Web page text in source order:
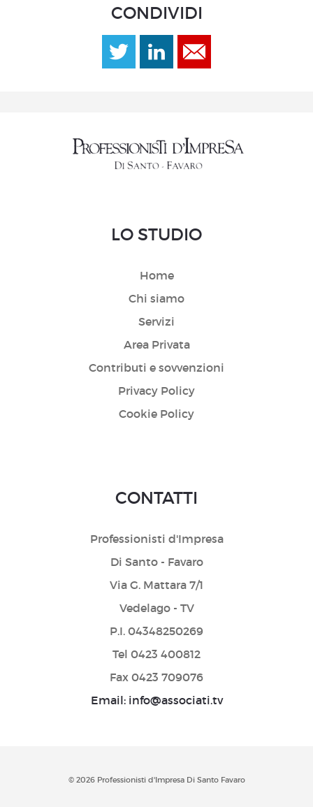
CONDIVIDI
LO STUDIO
Home
Chi siamo
Servizi
Area Privata
Contributi e sovvenzioni
Privacy Policy
Cookie Policy
CONTATTI
Professionisti d'Impresa
Di Santo - Favaro
Via G. Mattara 7/1
Vedelago - TV
P.I. 04348250269
Tel 0423 400812
Fax 0423 709076
Email: info@associati.tv
© 2026 Professionisti d'Impresa Di Santo Favaro